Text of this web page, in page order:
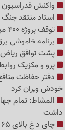
واکنش فدراسیون
استاد منتقد جنگ
توقف پروژه 400 میلیون دلاری ترامپ در کاخ سفید با حکم دادگاه
برنامه خاموشی برق
پشت توافق
پرو و مکزیک
دفتر حفاظت
خودش ویران کرد
المشاط: تمام
داشت
چای داغ بالای 65 درجه خطر سرطان مری را افزایش می‌دهد